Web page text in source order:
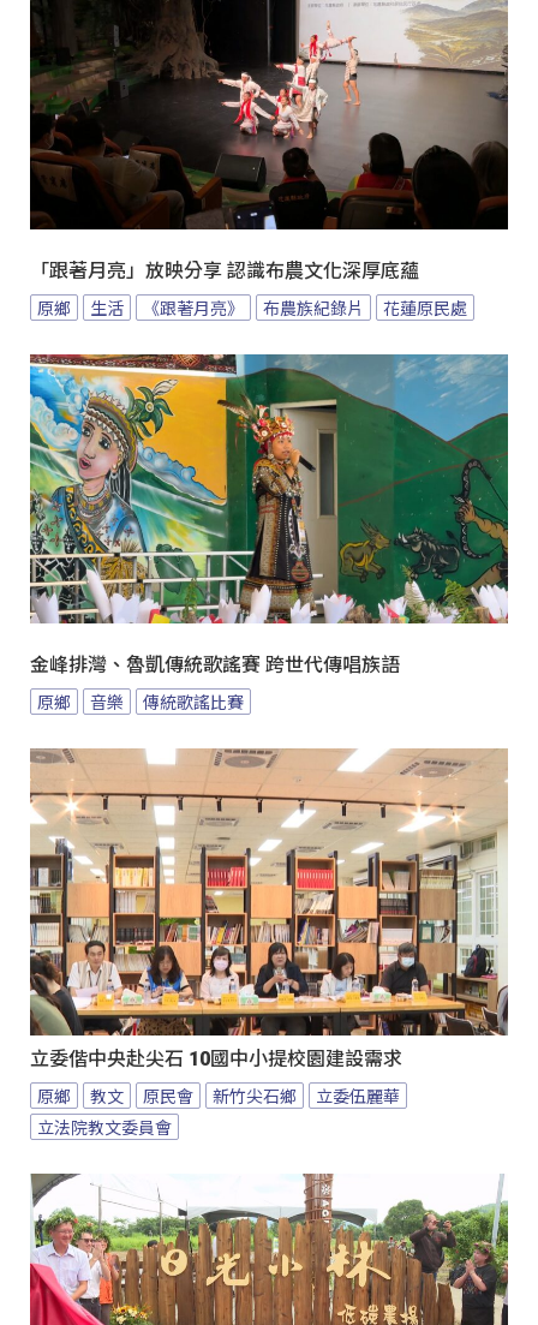
「跟著月亮」放映分享 認識布農文化深厚底蘊
原鄉 生活 《跟著月亮》 布農族紀錄片 花蓮原民處
金峰排灣、魯凱傳統歌謠賽 跨世代傳唱族語
原鄉 音樂 傳統歌謠比賽
立委偕中央赴尖石 10國中小提校園建設需求
原鄉 教文 原民會 新竹尖石鄉
立委伍麗華
立法院教文委員會